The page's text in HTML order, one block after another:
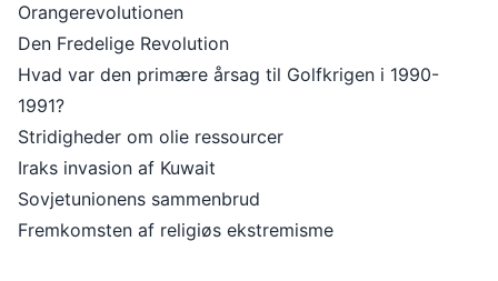
Orangerevolutionen
Den Fredelige Revolution
Hvad var den primære årsag til Golfkrigen i 1990-
1991?
Stridigheder om olie ressourcer
Iraks invasion af Kuwait
Sovjetunionens sammenbrud
Fremkomsten af religiøs ekstremisme